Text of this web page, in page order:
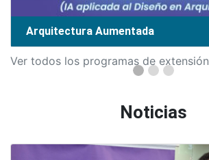
Arquitectura Aumentada
Ver todos los programas de extensión
Noticias